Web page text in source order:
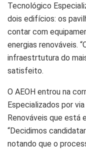
Tecnológico
dois edifícios: os
contar com
energias renováveis.
infraestrtutura do
satisfeito.
O AEOH entrou na
Especializados por
Renováveis que está
“Decidimos
notando que o